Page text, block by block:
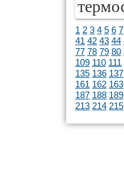
1 2 3 4 5 6 7
41 42 43 44
77 78 79 80
109 110 111
135 136 137
161 162 163
187 188 189
213 214 215